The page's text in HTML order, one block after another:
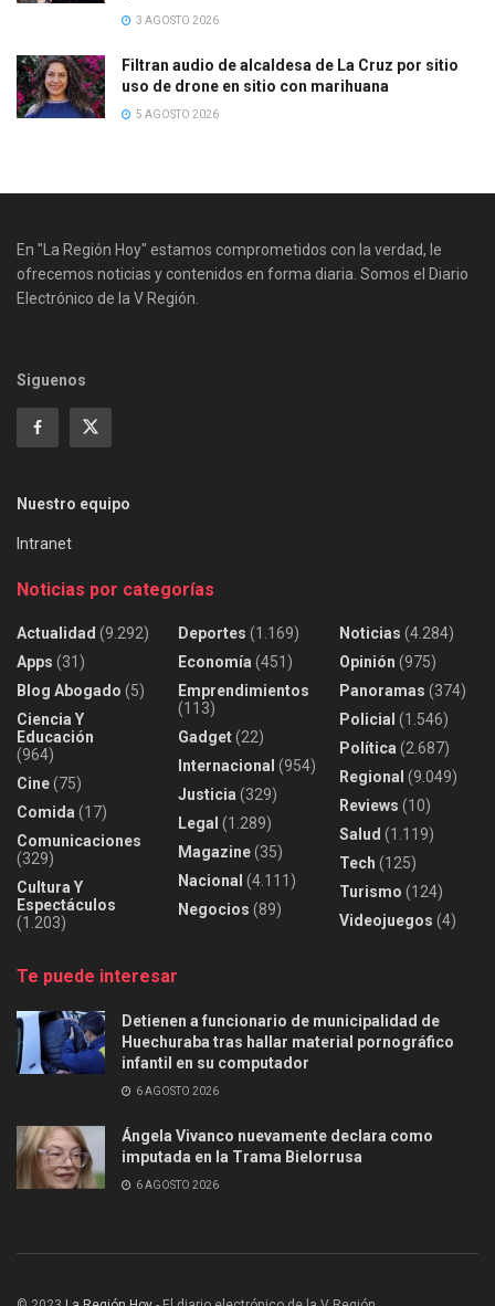
3 AGOSTO 2026
Filtran audio de alcaldesa de La Cruz por sitio
uso de drone en sitio con marihuana
5 AGOSTO 2026
En "La Región Hoy" estamos comprometidos con la verdad, le
ofrecemos noticias y contenidos en forma diaria. Somos el Diario
Electrónico de la V Región.
Siguenos
Nuestro equipo
Intranet
Noticias por categorías
Actualidad (9.292)
Apps (31)
Blog Abogado (5)
Ciencia Y
Educación
(964)
Cine(75)
Comida (17)
Comunicaciones
(329)
Cultura Y
Espectáculos
(1.203)
Deportes (1.169)
Economía (451)
Emprendimientos
(113)
Gadget(22)
Internacional (954)
Justicia (329)
Legal (1.289)
Magazine(35)
Nacional (4.111)
Negocios (89)
Noticias (4.284)
Opinión (975)
Panoramas (374)
Policial (1.546)
Política (2.687)
Regional (9.049)
Reviews (10)
Salud (1.119)
Tech (125)
Turismo (124)
Videojuegos (4)
Te puede interesar
Detienen a funcionario de municipalidad de
Huechuraba tras hallar material pornográfico
infantil en su computador
6 AGOSTO 2026
Ángela Vivanco nuevamente declara como
imputada en la Trama Bielorrusa
6 AGOSTO 2026